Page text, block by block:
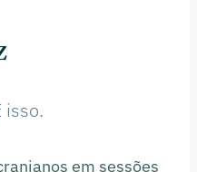
isso.
em sessões